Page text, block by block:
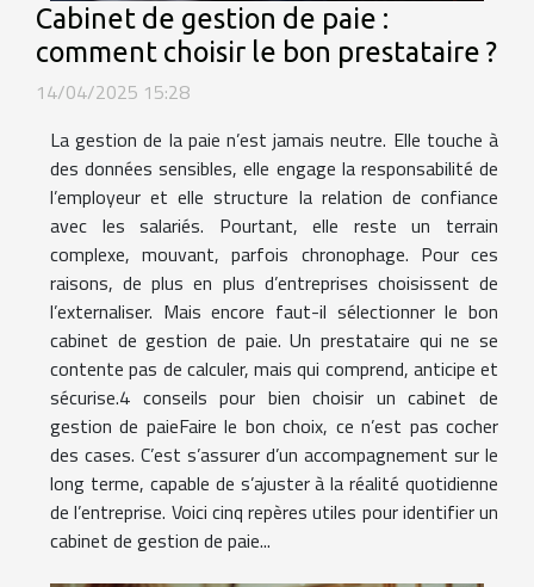
Cabinet de gestion de paie :
comment choisir le bon prestataire ?
14/04/2025 15:28
La gestion de la paie n’est jamais neutre. Elle touche à
des données sensibles, elle engage la responsabilité de
l’employeur et elle structure la relation de confiance
avec les salariés. Pourtant, elle reste un terrain
complexe, mouvant, parfois chronophage. Pour ces
raisons, de plus en plus d’entreprises choisissent de
l’externaliser. Mais encore faut-il sélectionner le bon
cabinet de gestion de paie. Un prestataire qui ne se
contente pas de calculer, mais qui comprend, anticipe et
sécurise.4 conseils pour bien choisir un cabinet de
gestion de paieFaire le bon choix, ce n’est pas cocher
des cases. C’est s’assurer d’un accompagnement sur le
long terme, capable de s’ajuster à la réalité quotidienne
de l’entreprise. Voici cinq repères utiles pour identifier un
cabinet de gestion de paie...